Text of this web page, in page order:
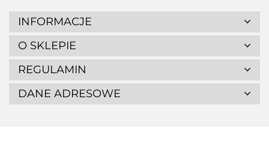
INFORMACJE
O SKLEPIE
REGULAMIN
DANE ADRESOWE